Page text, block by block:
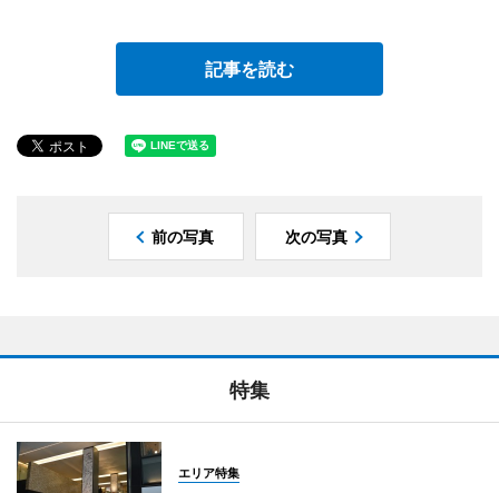
記事を読む
前の写真 次の写真
特集
エリア特集